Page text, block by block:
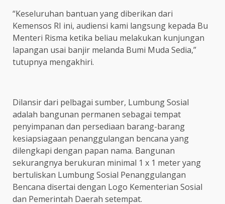
“Keseluruhan bantuan yang diberikan dari
Kemensos RI ini, audiensi kami langsung kepada Bu
Menteri Risma ketika beliau melakukan kunjungan
lapangan usai banjir melanda Bumi Muda Sedia,”
tutupnya mengakhiri.
Dilansir dari pelbagai sumber, Lumbung Sosial
adalah bangunan permanen sebagai tempat
penyimpanan dan persediaan barang-barang
kesiapsiagaan penanggulangan bencana yang
dilengkapi dengan papan nama. Bangunan
sekurangnya berukuran minimal 1 x 1 meter yang
bertuliskan Lumbung Sosial Penanggulangan
Bencana disertai dengan Logo Kementerian Sosial
dan Pemerintah Daerah setempat.